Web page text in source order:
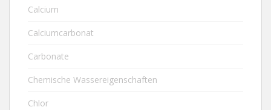
Calcium
Calciumcarbonat
Carbonate
Chemische Wassereigenschaften
Chlor